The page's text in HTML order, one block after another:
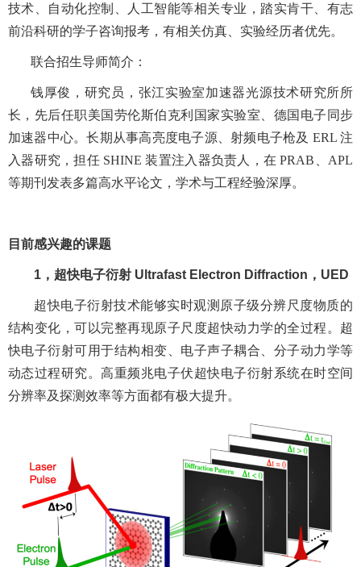
技术、自动化控制、人工智能等相关专业，踏实肯干、有志
前沿科研的学子咨询报考，有相关仿真、实验经历者优先。
联合招生导师简介：
钱厚俊，研究员，张江实验室加速器光源技术研究所所
长，先后任职美国劳伦斯伯克利国家实验室、德国电子同步
加速器中心。长期从事高亮度电子源、射频电子枪及 ERL 注
入器研究，担任 SHINE 装置注入器负责人，在 PRAB、APL
等期刊发表多篇高水平论文，学术与工程经验深厚。
目前感兴趣的课题
1， 超快电子衍射 Ultrafast Electron Diffraction ， UED
超快电子衍射技术能够实时观测原子级分辨尺度物质的
结构变化，可以完整再现原子尺度超快动力学的全过程。超
快电子衍射可用于结构相变、电子声子耦合、分子动力学等
动态过程研究。高重频兆电子伏超快电子衍射系统在时空间
分辨率及探测效率等方面都有极大提升。